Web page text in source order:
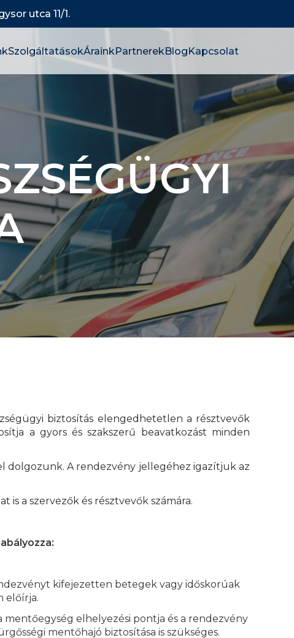
utca 11/1.
SzolgáltatásokÁrainkPartnerekBlogKapcsolat
biztosítás elengedhetetlen a résztvevők
a gyors és szakszerű beavatkozást minden
dolgozunk. A rendezvény jellegéhez igazítjuk az
a szervezők és résztvevők számára.
kifejezetten betegek vagy időskorúak
előírja.
mentőegység elhelyezési pontja és a rendezvény
mentőhajó biztosítása is szükséges.